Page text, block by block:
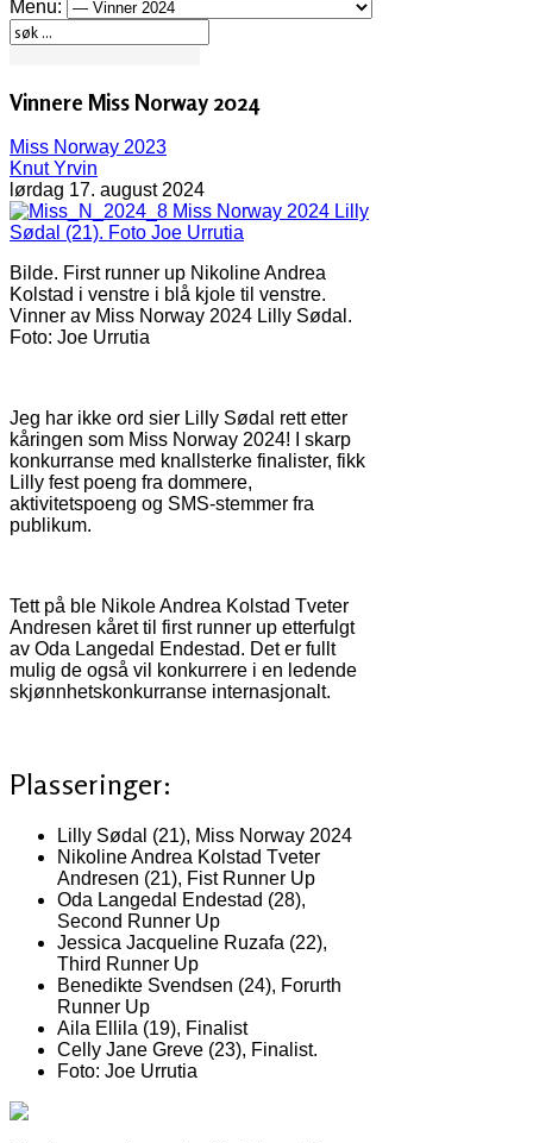
Menu:
Vinnere Miss Norway 2024
Miss Norway 2023
Knut Yrvin
lørdag 17. august 2024
Miss Norway 2024 Lilly
Sødal (21). Foto Joe Urrutia
Bilde. First runner up Nikoline Andrea
Kolstad i venstre i blå kjole til venstre.
Vinner av Miss Norway 2024 Lilly Sødal.
Foto: Joe Urrutia
Jeg har ikke ord sier Lilly Sødal rett etter
kåringen som Miss Norway 2024! I skarp
konkurranse med knallsterke finalister, fikk
Lilly fest poeng fra dommere,
aktivitetspoeng og SMS-stemmer fra
publikum.
Tett på ble Nikole Andrea Kolstad Tveter
Andresen kåret til first runner up etterfulgt
av Oda Langedal Endestad. Det er fullt
mulig de også vil konkurrere i en ledende
skjønnhetskonkurranse internasjonalt.
Plasseringer:
Lilly Sødal (21), Miss Norway 2024
Nikoline Andrea Kolstad Tveter
Andresen (21), Fist Runner Up
Oda Langedal Endestad (28),
Second Runner Up
Jessica Jacqueline Ruzafa (22),
Third Runner Up
Benedikte Svendsen (24), Forurth
Runner Up
Aila Ellila (19), Finalist
Celly Jane Greve (23), Finalist.
Foto: Joe Urrutia